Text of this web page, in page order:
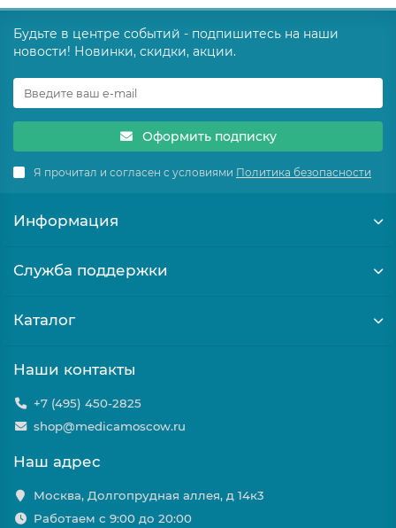
Будьте в центре событий - подпишитесь на наши
новости! Новинки, скидки, акции.
Оформить подписку
Я прочитал и согласен с условиями Политика безопасности
Информация
Служба поддержки
Каталог
Наши контакты
+7 (495) 450-2825
shop@medicamoscow.ru
Наш адрес
Москва, Долгопрудная аллея, д 14к3
Работаем с 9:00 до 20:00